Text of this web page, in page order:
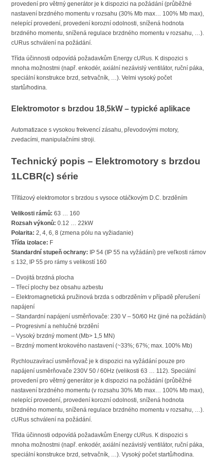
provedení pro větrný generátor je k dispozici na požádání (průběžné
nastavení brzdného momentu v rozsahu (30% Mb max… 100% Mb max),
nelepící provedení, provedení korozní odolnosti, snížená hodnota
brzdného momentu, snížená regulace brzdného momentu v rozsahu, …).
cURus schválení na požádání.
Třída účinnosti odpovídá požadavkům Energy cURus. K dispozici s
mnoha možnostmi (např. enkodér, axiální nezávislý ventilátor, ruční páka,
speciální konstrukce brzd, setrvačník, …). Velmi vysoký počet
startů/hodina.
Elektromotor s brzdou 18,5kW – typické aplikace
Automatizace s vysokou frekvencí zásahu, převodovými motory,
zvedacími, manipulačními stroji.
Technický popis – Elektromotory s brzdou
1LCBR(c) série
Třífázový elektromotor s brzdou s vysoce otáčkovým D.C. brzděním
Velikosti rámů: 63 … 160
Rozsah výkonů: 0.12 … 22kW
Polarita: 2, 4, 6, 8 (zmena pólu na vyžiadanie)
Třída izolace: F
Standardní stupeň ochrany: IP 54 (IP 55 na vyžádání) pre veľkosti rámov
≤ 132, IP 55 pro rámy s velikostí 160
– Dvojitá brzdná plocha
– Třecí plochy bez obsahu azbestu
– Elektromagnetická pružinová brzda s odbrzděním v případě přerušení
napájení
– Standardní napájení usměrňovače: 230 V – 50/60 Hz (jiné na požádání)
– Progresivní a nehlučné brzdění
– Vysoký brzdný moment (Mb> 1,5 MN)
– Brzdný moment krokového nastavení (~33%; 67%; max. 100% Mb)
Rychlouzavírací usměrňovač je k dispozici na vyžádání pouze pro
napájení usměrňovače 230V 50 / 60Hz (velikosti 63 … 112). Speciální
provedení pro větrný generátor je k dispozici na požádání (průběžné
nastavení brzdného momentu (v rozsahu 30% Mb max… 100% Mb max),
nelepící provedení, provedení korozní odolnosti, snížená hodnota
brzdného momentu, snížená regulace brzdného momentu v rozsahu, …).
cURus schválení na požádání.
Třída účinnosti odpovídá požadavkům Energy cURus. K dispozici s
mnoha možnostmi (např. enkodér, axiální nezávislý ventilátor, ruční páka,
speciální konstrukce brzd, setrvačník, …). Vysoký počet startů/hodina.